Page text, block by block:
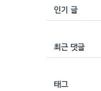
인기 글
최근 댓글
태그